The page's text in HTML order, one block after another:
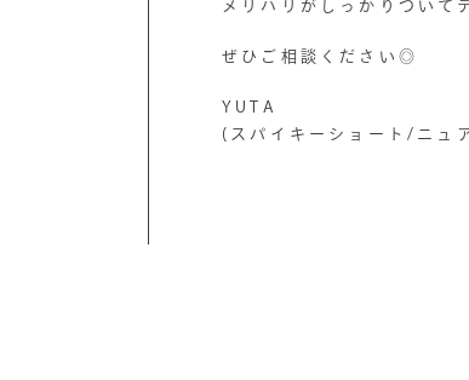
メリハリがしっかりついて
ぜひご相談ください◎
YUTA
(スパイキーショート/ニュ